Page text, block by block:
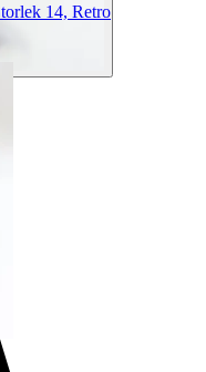
14, Retro